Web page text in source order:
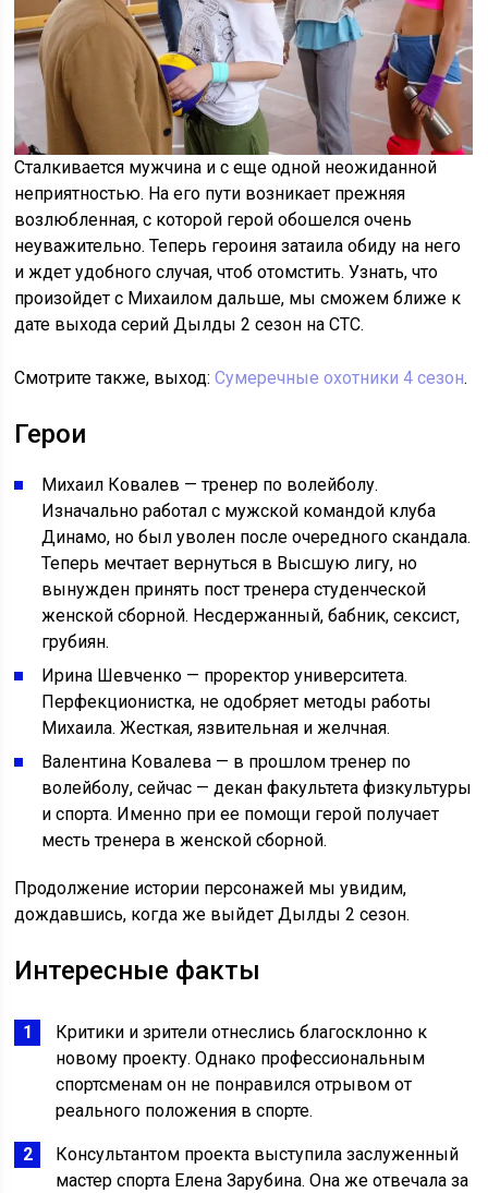
Сталкивается мужчина и с еще одной неожиданной
неприятностью. На его пути возникает прежняя
возлюбленная, с которой герой обошелся очень
неуважительно. Теперь героиня затаила обиду на него
и ждет удобного случая, чтоб отомстить. Узнать, что
произойдет с Михаилом дальше, мы сможем ближе к
дате выхода серий Дылды 2 сезон на СТС.
Смотрите также, выход:Сумеречные охотники 4 сезон.
Герои
Михаил Ковалев — тренер по волейболу.
Изначально работал с мужской командой клуба
Динамо, но был уволен после очередного скандала.
Теперь мечтает вернуться в Высшую лигу, но
вынужден принять пост тренера студенческой
женской сборной. Несдержанный, бабник, сексист,
грубиян.
Ирина Шевченко — проректор университета.
Перфекционистка, не одобряет методы работы
Михаила. Жесткая, язвительная и желчная.
Валентина Ковалева — в прошлом тренер по
волейболу, сейчас — декан факультета физкультуры
и спорта. Именно при ее помощи герой получает
месть тренера в женской сборной.
Продолжение истории персонажей мы увидим,
дождавшись, когда же выйдет Дылды 2 сезон.
Интересные факты
Критики и зрители отнеслись благосклонно к
новому проекту. Однако профессиональным
спортсменам он не понравился отрывом от
реального положения в спорте.
Консультантом проекта выступила заслуженный
мастер спорта Елена Зарубина. Она же отвечала за